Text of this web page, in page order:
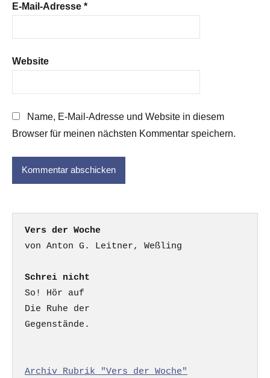
E-Mail-Adresse *
Website
Name, E-Mail-Adresse und Website in diesem
Browser für meinen nächsten Kommentar speichern.
Vers der Woche
Schrei nicht
So! Hör auf
Die Ruhe der
Gegenstände.
Archiv Rubrik "Vers der Woche"